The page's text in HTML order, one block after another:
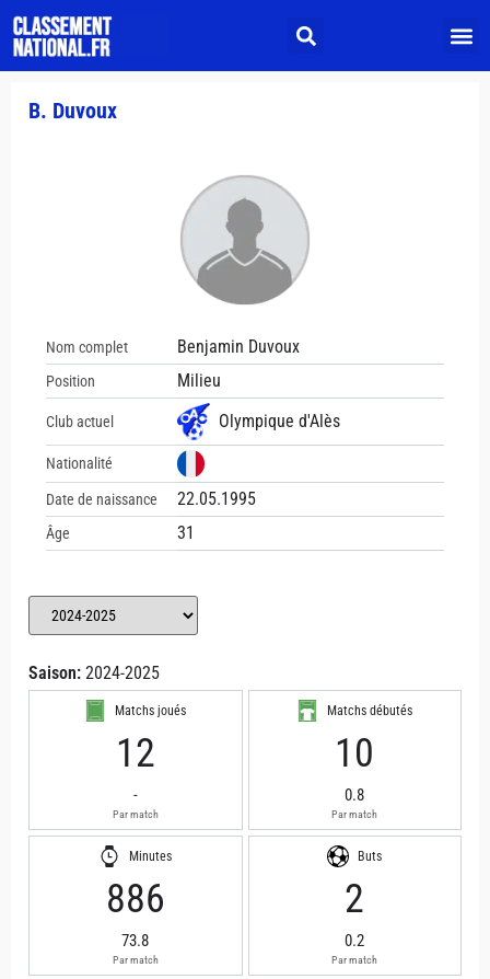
B. Duvoux
Nom complet Benjamin Duvoux
Position Milieu
Club actuel Olympique d'Alès
Nationalité
Date de naissance 22.05.1995
Âge 31
Saison: 2024-2025
Matchs joués
12
-
Par match
Matchs débutés
10
0.8
Par match
Minutes
886
73.8
Par match
Buts
2
0.2
Par match